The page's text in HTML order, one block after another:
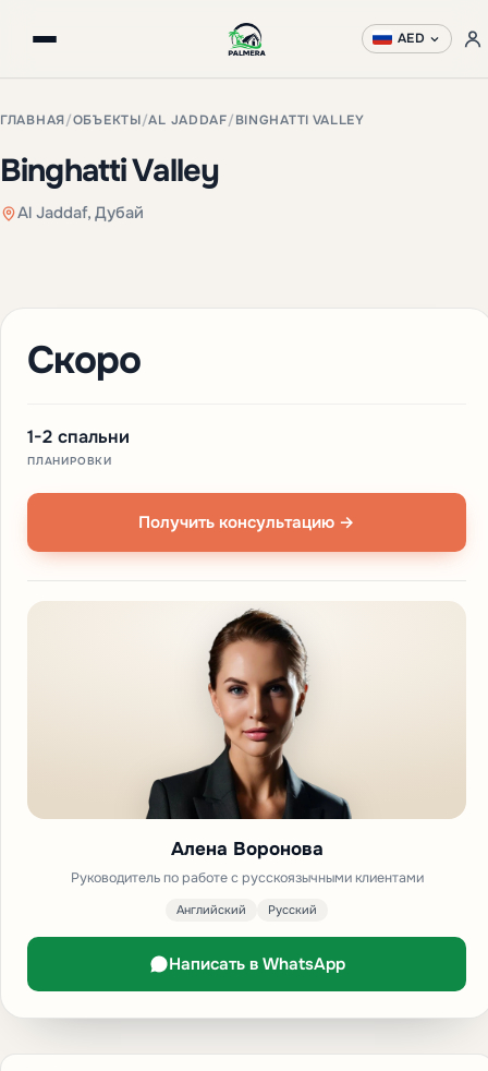
AED
ГЛАВНАЯ/ОБЪЕКТЫ/AL JADDAF/ BINGHATTI VALLEY
Binghatti Valley
Al Jaddaf, Дубай
Скоро
1-2 спальни
ПЛАНИРОВКИ
Получить консультацию →
Алена Воронова
Руководитель по работе с русскоязычными клиентами
Английский Русский
Написать в WhatsApp